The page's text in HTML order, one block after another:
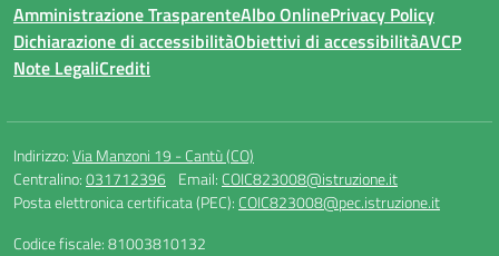
Amministrazione TrasparenteAlbo OnlinePrivacy Policy
Dichiarazione di accessibilitàObiettivi di accessibilitàAVCP
Note LegaliCrediti
Indirizzo:Via Manzoni 19 - Cantù (CO)
Centralino:031712396 Email: COIC823008@istruzione.it
Posta elettronica certificata (PEC): COIC823008@pec.istruzione.it
Codice fiscale: 81003810132